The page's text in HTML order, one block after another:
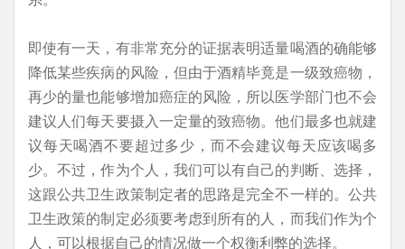
即使有一天，有非常充分的证据表明适量喝酒的确能够
降低某些疾病的风险，但由于酒精毕竟是一级致癌物，
再少的量也能够增加癌症的风险，所以医学部门也不会
建议人们每天要摄入一定量的致癌物。他们最多也就建
议每天喝酒不要超过多少，而不会建议每天应该喝多
少。不过，作为个人，我们可以有自己的判断、选择，
这跟公共卫生政策制定者的思路是完全不一样的。公共
卫生政策的制定必须要考虑到所有的人，而我们作为个
人，可以根据自己的情况做一个权衡利弊的选择。